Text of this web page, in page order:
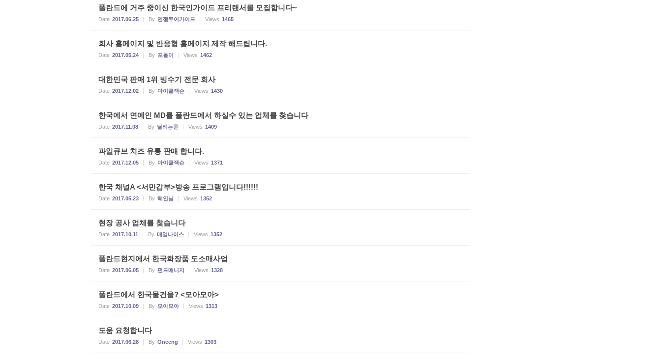
폴란드에 거주 중이신 한국인가이드 프리랜서를 모집합니다~
Date 2017.06.25 By 엔젤투어가이드 Views 1465
회사 홈페이지 및 반응형 홈페이지 제작 해드립니다.
Date 2017.05.24 By 포돌이 Views 1462
대한민국 판매 1위 빙수기 전문 회사
Date 2017.12.02 By 마이클잭슨 Views 1430
한국에서 연예인 MD를 폴란드에서 하실수 있는 업체를 찾습니다
Date 2017.11.08 By 달리는쭌 Views 1409
과일큐브 치즈 유통 판매 합니다.
Date 2017.12.05 By 마이클잭슨 Views 1371
한국 채널A <서민갑부>방송 프로그램입니다!!!!!!
Date 2017.05.23 By 혜인님 Views 1352
현장 공사 업체를 찾습니다
Date 2017.10.11 By 매일나이스 Views 1352
폴란드현지에서 한국화장품 도소매사업
Date 2017.06.05 By 펀드매니저 Views 1328
폴란드에서 한국물건을? <모아모아>
Date 2017.10.09 By 모아모아 Views 1313
도움 요청합니다
Date 2017.06.28 By Oneeng Views 1303